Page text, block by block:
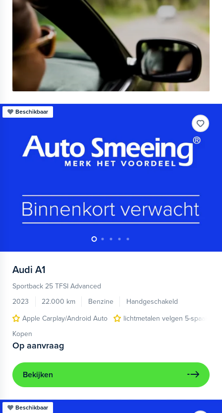
Beschikbaar
Audi A1
Sportback 25 TFSI Advanced
2023
22.000 km Benzine
Handgeschakeld
Apple Carplay/Android Auto
lichtmetalen velgen 5-spaaks
Kopen
Op aanvraag
Bekijken
Beschikbaar